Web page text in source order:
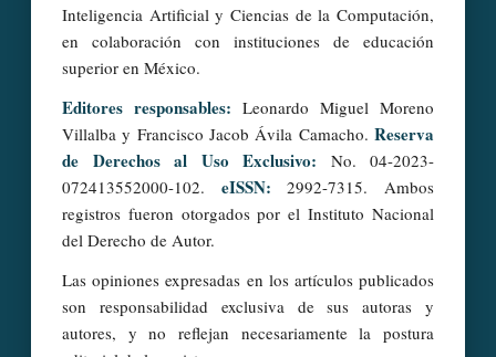
Inteligencia Artificial y Ciencias de la Computación,
en colaboración con instituciones de educación
superior en México.
Editores responsables: Leonardo Miguel Moreno
Villalba y Francisco Jacob Ávila Camacho. Reserva
de Derechos al Uso Exclusivo: No. 04-2023-
072413552000-102. eISSN: 2992-7315. Ambos
registros fueron otorgados por el Instituto Nacional
del Derecho de Autor.
Las opiniones expresadas en los artículos publicados
son responsabilidad exclusiva de sus autoras y
autores, y no reflejan necesariamente la postura